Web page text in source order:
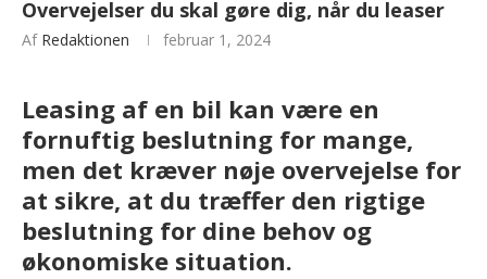
Overvejelser du skal gøre dig, når du leaser
Af Redaktionen februar 1, 2024
Leasing af en bil kan være en
fornuftig beslutning for mange,
men det kræver nøje overvejelse for
at sikre, at du træffer den rigtige
beslutning for dine behov og
økonomiske situation.